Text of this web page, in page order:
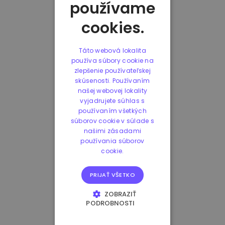
používame
cookies.
Táto webová lokalita
používa súbory cookie na
zlepšenie používateľskej
skúsenosti. Používaním
našej webovej lokality
vyjadrujete súhlas s
používaním všetkých
súborov cookie v súlade s
našimi zásadami
používania súborov
cookie.
PRIJAŤ VŠETKO
ZOBRAZIŤ
PODROBNOSTI